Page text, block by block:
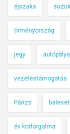
éjszaka
örményország
jegy
vezetéstámogatás
Párizs
év körforgalma